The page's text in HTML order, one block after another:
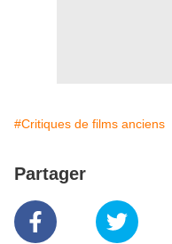
#Critiques de films anciens
Partager